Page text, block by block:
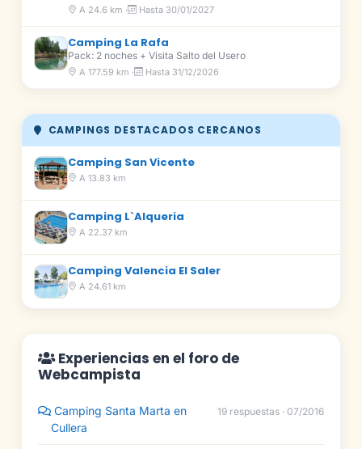
A 24.6 km · Hasta 30/01/2027
Camping La Rafa
Pack: 2 noches + Visita Salto del Usero
A 177.59 km · Hasta 31/12/2026
CAMPINGS DESTACADOS CERCANOS
Camping San Vicente
A 13.83 km
Camping L`Alqueria
A 22.37 km
Camping Valencia El Saler
A 24.61 km
Experiencias en el foro de
Webcampista
Camping Santa Marta en
Cullera
19 respuestas · 07/2016